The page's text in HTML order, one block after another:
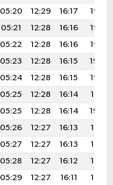
05:20 12:29 16:17
19:27
05:21 12:28 16:16
19:26
05:22 12:28 16:16
19:25
05:23 12:28 16:15
19:24
05:24 12:28 16:15
19:22
05:25 12:28 16:14
19:21
05:25 12:28 16:14
19:20
05:26 12:27 16:13
19:19
05:27 12:27 16:13
19:17
05:28 12:27 16:12
19:16
05:29 12:27 16:11
19:15